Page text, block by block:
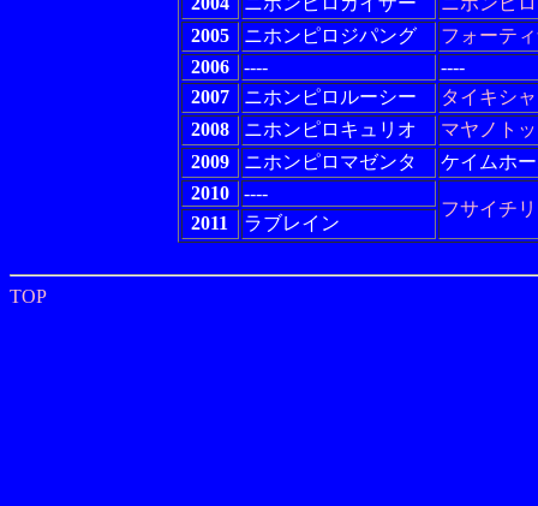
2005
ニホンピロジパング
フォーテ
2006
----
----
2007
ニホンピロルーシー
タイキシ
2008
ニホンピロキュリオ
マヤノト
2009
ニホンピロマゼンタ
ケイムホ
2010
----
フサイチ
2011 ラブレイン
TOP